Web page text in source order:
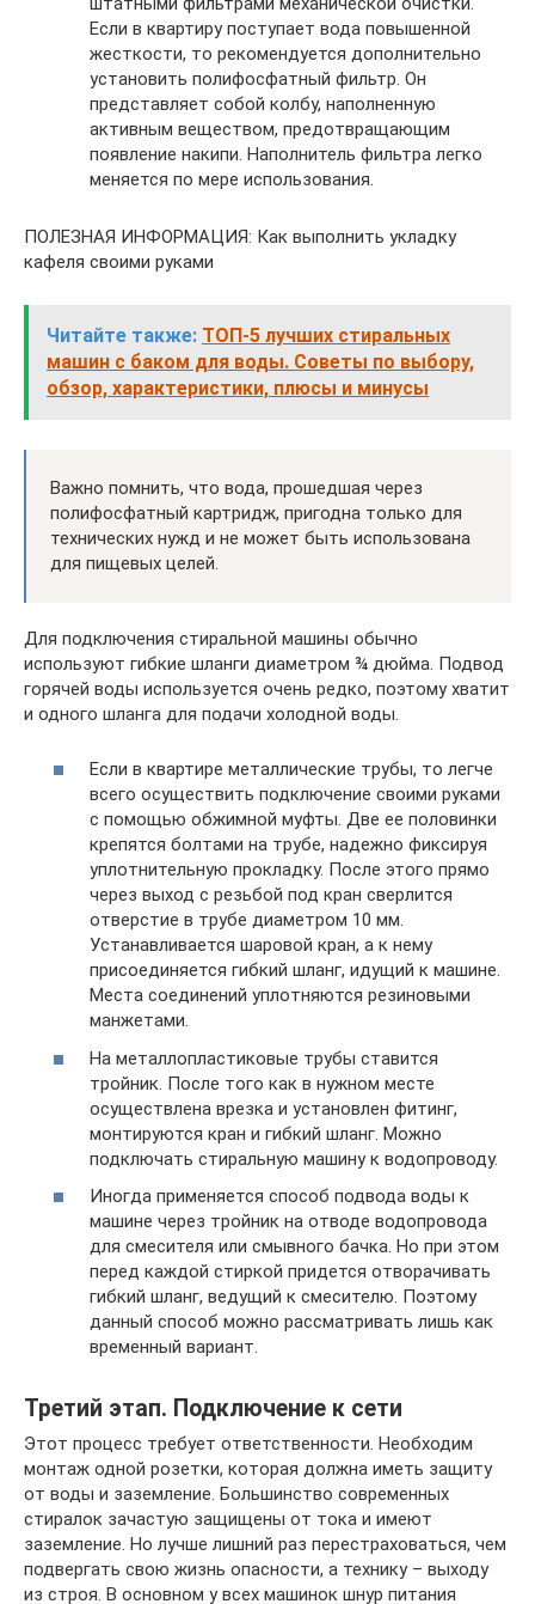
Если в квартиру поступает вода повышенной
жесткости, то рекомендуется дополнительно
установить полифосфатный фильтр. Он
представляет собой колбу, наполненную
активным веществом, предотвращающим
появление накипи. Наполнитель фильтра легко
меняется по мере использования.
ПОЛЕЗНАЯ ИНФОРМАЦИЯ: Как выполнить укладку
кафеля своими руками
Читайте также: ТОП-5 лучших стиральных
машин с баком для воды. Советы по выбору,
обзор, характеристики, плюсы и минусы
Важно помнить, что вода, прошедшая через
полифосфатный картридж, пригодна только для
технических нужд и не может быть использована
для пищевых целей.
Для подключения стиральной машины обычно
используют гибкие шланги диаметром ¾ дюйма. Подвод
горячей воды используется очень редко, поэтому хватит
и одного шланга для подачи холодной воды.
Если в квартире металлические трубы, то легче
всего осуществить подключение своими руками
с помощью обжимной муфты. Две ее половинки
крепятся болтами на трубе, надежно фиксируя
уплотнительную прокладку. После этого прямо
через выход с резьбой под кран сверлится
отверстие в трубе диаметром 10 мм.
Устанавливается шаровой кран, а к нему
присоединяется гибкий шланг, идущий к машине.
Места соединений уплотняются резиновыми
манжетами.
На металлопластиковые трубы ставится
тройник. После того как в нужном месте
осуществлена врезка и установлен фитинг,
монтируются кран и гибкий шланг. Можно
подключать стиральную машину к водопроводу.
Иногда применяется способ подвода воды к
машине через тройник на отводе водопровода
для смесителя или смывного бачка. Но при этом
перед каждой стиркой придется отворачивать
гибкий шланг, ведущий к смесителю. Поэтому
данный способ можно рассматривать лишь как
временный вариант.
Третий этап. Подключение к сети
Этот процесс требует ответственности. Необходим
монтаж одной розетки, которая должна иметь защиту
от воды и заземление. Большинство современных
стиралок зачастую защищены от тока и имеют
заземление. Но лучше лишний раз перестраховаться, чем
подвергать свою жизнь опасности, а технику – выходу
из строя. В основном у всех машинок шнур питания